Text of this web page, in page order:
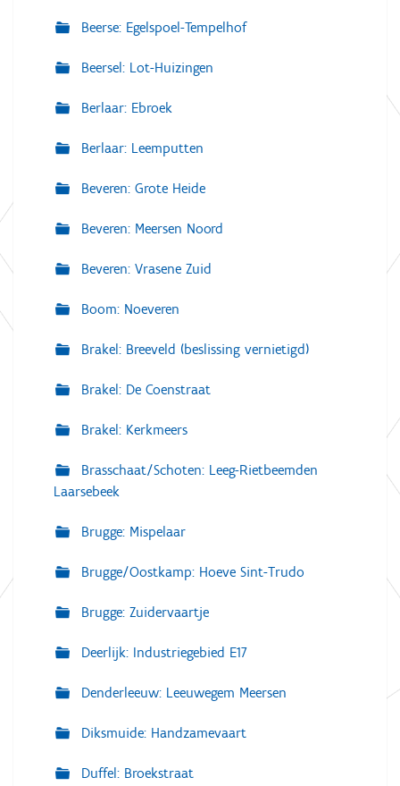
Beerse: Egelspoel-Tempelhof
Beersel: Lot-Huizingen
Berlaar: Ebroek
Berlaar: Leemputten
Beveren: Grote Heide
Beveren: Meersen Noord
Beveren: Vrasene Zuid
Boom: Noeveren
Brakel: Breeveld (beslissing vernietigd)
Brakel: De Coenstraat
Brakel: Kerkmeers
Brasschaat/Schoten: Leeg-Rietbeemden
Laarsebeek
Brugge: Mispelaar
Brugge/Oostkamp: Hoeve Sint-Trudo
Brugge: Zuidervaartje
Deerlijk: Industriegebied E17
Denderleeuw: Leeuwegem Meersen
Diksmuide: Handzamevaart
Duffel: Broekstraat